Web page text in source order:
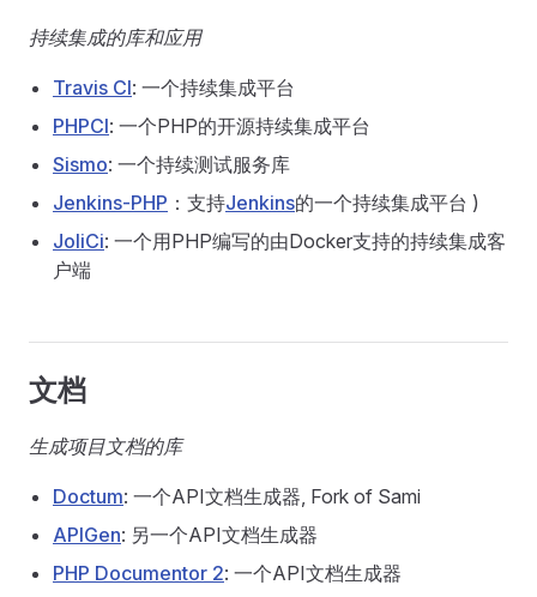
持续集成的库和应用
Travis CI: 一个持续集成平台
PHPCI: 一个PHP的开源持续集成平台
Sismo: 一个持续测试服务库
Jenkins-PHP ：支持Jenkins的一个持续集成平台 )
JoliCi: 一个用PHP编写的由Docker支持的持续集成客
户端
文档
生成项目文档的库
Doctum: 一个API文档生成器, Fork of Sami
APIGen: 另一个API文档生成器
PHP Documentor 2: 一个API文档生成器